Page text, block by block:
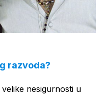
razvoda?
nesigurnosti u